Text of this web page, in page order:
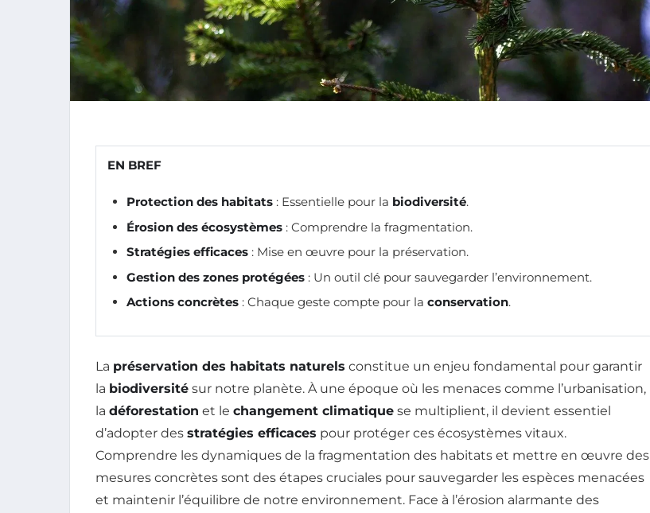
EN BREF
Protection des habitats : Essentielle pour la biodiversité.
Érosion des écosystèmes : Comprendre la fragmentation.
Stratégies efficaces : Mise en œuvre pour la préservation.
Gestion des zones protégées : Un outil clé pour sauvegarder l’environnement.
Actions concrètes : Chaque geste compte pour la conservation.
La préservation des habitats naturels constitue un enjeu fondamental pour garantir
la biodiversité sur notre planète. À une époque où les menaces comme l’urbanisation,
la déforestation et le changement climatique se multiplient, il devient essentiel
d’adopter des stratégies efficaces pour protéger ces écosystèmes vitaux.
Comprendre les dynamiques de la fragmentation des habitats et mettre en œuvre des
mesures concrètes sont des étapes cruciales pour sauvegarder les espèces menacées
et maintenir l’équilibre de notre environnement. Face à l’érosion alarmante des